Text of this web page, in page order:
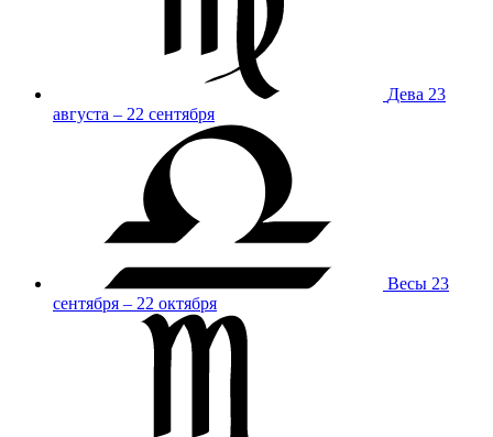
Дева 23
августа – 22 сентября
Весы 23
сентября – 22 октября